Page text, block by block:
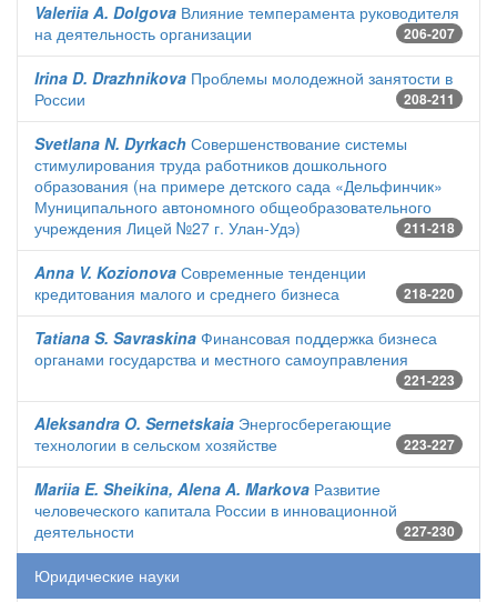
Valeriia A. Dolgova Влияние темперамента руководителя
на деятельность организации
206-207
Irina D. Drazhnikova Проблемы молодежной занятости в
России
208-211
Svetlana N. Dyrkach Совершенствование системы
стимулирования труда работников дошкольного
образования (на примере детского сада «Дельфинчик»
Муниципального автономного общеобразовательного
учреждения Лицей №27 г. Улан-Удэ)
211-218
Anna V. Kozionova Современные тенденции
кредитования малого и среднего бизнеса
218-220
Tatiana S. Savraskina Финансовая поддержка бизнеса
органами государства и местного самоуправления
221-223
Aleksandra O. Sernetskaia Энергосберегающие
технологии в сельском хозяйстве
223-227
Mariia E. Sheikina, Alena A. Markova Развитие
человеческого капитала России в инновационной
деятельности
227-230
Юридические науки